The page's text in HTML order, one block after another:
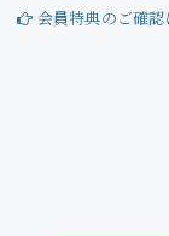
会員特典のご確認